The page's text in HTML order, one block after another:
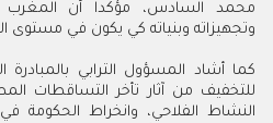
محمد السادس، مؤكدا أن المغرب
وتجهيزاته وبنياته كي يكون في مستوى
كما أشاد المسؤول الترابي بالمبادرة
للتخفيف من آثار تأخر التساقطات
النشاط الفلاحي، وانخراط الحكومة